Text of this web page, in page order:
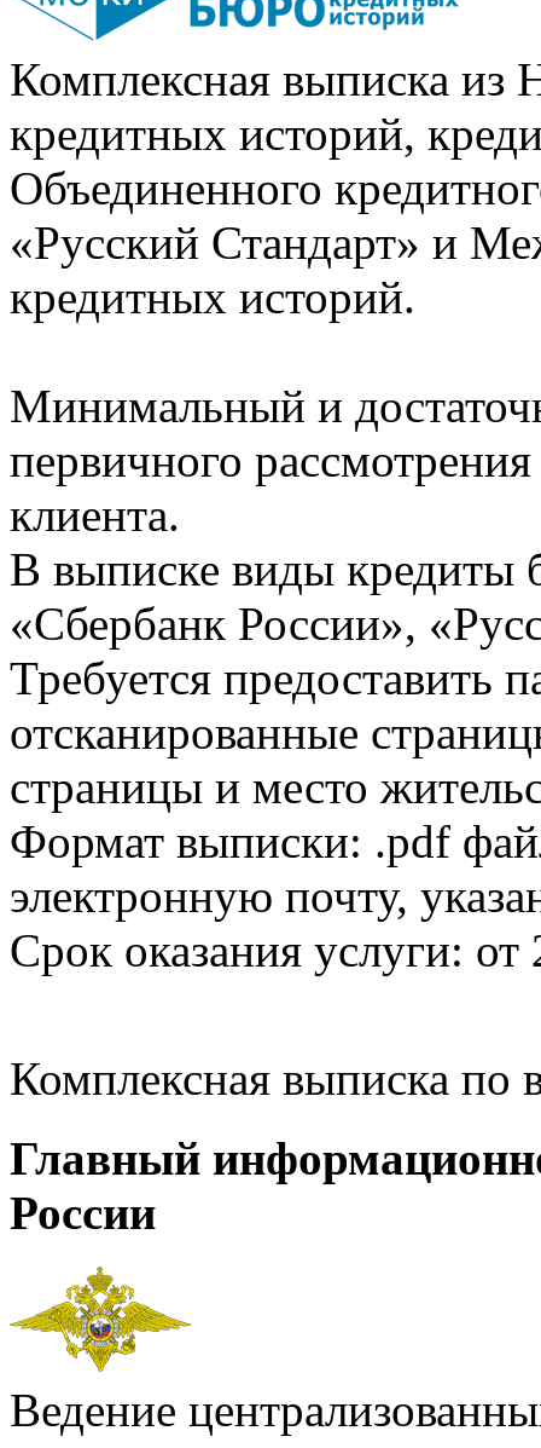
Комплексная выписка из
кредитных историй,
Объединенного
«Русский Стандарт» и
кредитных историй.
Минимальный и
первичного
клиента.
В выписке виды кредиты
«Сбербанк России»,
Требуется предоставить
отсканированные
страницы и место
Формат выписки: .pdf
электронную почту,
Срок оказания услуги: от
Комплексная выписка
Главный
России
Ведение